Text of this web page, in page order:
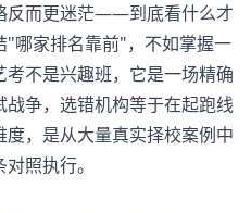
反而更迷茫——到底看什么才
"哪家排名靠前"，不如掌握一
不是兴趣班，它是一场精确
争，选错机构等于在起跑线
，是从大量真实择校案例中
照执行。